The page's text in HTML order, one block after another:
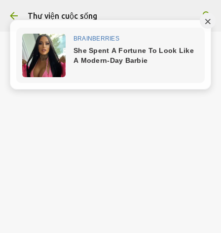
Chuyển đến nội dung chính
Thư viện cuộc sống